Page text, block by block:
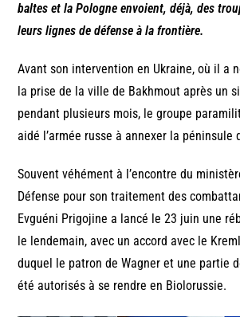
baltes et la Pologne envoient, déjà, des
leurs lignes de défense à la frontière.
Avant son intervention en Ukraine, où il a
la prise de la ville de Bakhmout après un
pendant plusieurs mois, le groupe
aidé l’armée russe à annexer la péninsule
Souvent véhément à l’encontre du
Défense pour son traitement des
Evguéni Prigojine a lancé le 23 juin une
le lendemain, avec un accord avec le
duquel le patron de Wagner et une partie
été autorisés à se rendre en Biolorussie.